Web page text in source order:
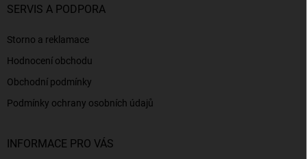
SERVIS A PODPORA
Storno a reklamace
Hodnocení obchodu
Obchodní podmínky
Podmínky ochrany osobních údajů
INFORMACE PRO VÁS